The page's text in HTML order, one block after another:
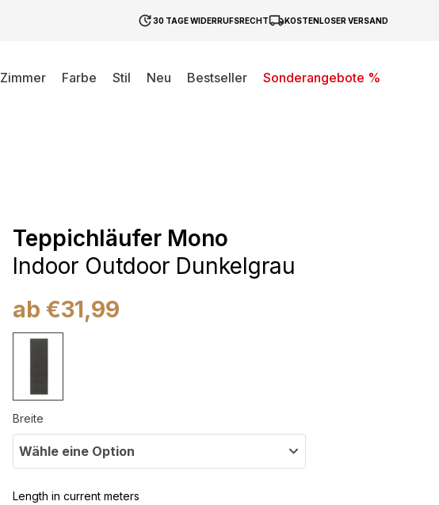
30 TAGE WIDERRUFSRECHT KOSTENLOSER VERSAND
Zimmer Farbe Stil Neu Bestseller
Sonderangebote %
Teppichläufer Mono
Indoor Outdoor Dunkelgrau
ab €31,99
Breite
Wähle eine Option
Length in current meters